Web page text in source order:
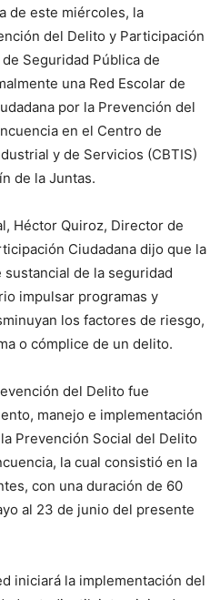
de este miércoles, la
del Delito y Participación
Seguridad Pública de
una Red Escolar de
por la Prevención del
en el Centro de
y de Servicios (CBTIS)
de la Juntas.
Héctor Quiroz, Director de
Ciudadana dijo que la
de la seguridad
impulsar programas y
los factores de riesgo,
o cómplice de un delito.
del Delito fue
manejo e implementación
Prevención Social del Delito
la cual consistió en la
con una duración de 60
al 23 de junio del presente
iniciará la implementación del